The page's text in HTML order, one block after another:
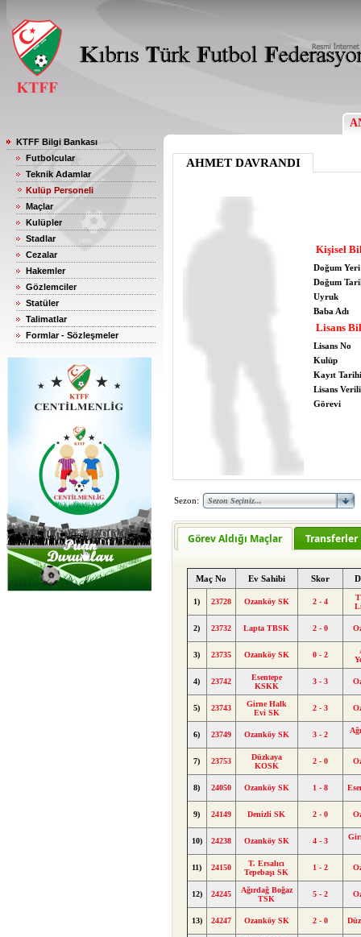
KTFF Bilgi Bankası
Futbolcular
Teknik Adamlar
Kulüp Personeli
Maçlar
Kulüpler
Stadlar
Cezalar
Hakemler
Gözlemciler
Statüler
Talimatlar
Formlar - Sözleşmeler
AHMET DAVRANDI
Kişisel
Doğum Yeri
Doğum
Uyruk
Baba Adı
Lisans
Lisans No
Kulüp
Kayıt Tarihi
Lisans
Görevi
Sezon:
Görev Aldığı Maçlar Transferler
Maç No Ev Sahibi Skor
1) 23728 Ozanköy SK 2 - 4
2) 23732 Lapta TBSK 2 - 0
3) 23735 Ozanköy SK 0 - 2
4) 23742
Esentepe
KSKK
3 - 3
5) 23743
Girne Halk
Evi SK
2 - 3
6) 23749 Ozanköy SK 3 - 2
7) 23753
Düzkaya
KOSK
2 - 0
8) 24050 Ozanköy SK 1 - 8
9) 24149 Denizli SK 2 - 0
10) 24238 Ozanköy SK 4 - 3
11) 24150
T. Ersalıcı
Tepebaşı SK
1 - 2
12) 24245
Ağırdağ Boğaz
TSK
5 - 2
13) 24247 Ozanköy SK 2 - 0